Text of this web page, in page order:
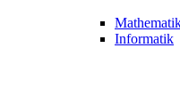
Informatik